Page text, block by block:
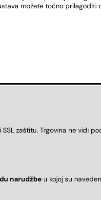
možete točno
SSL zaštitu. Trgovina ne vidi
narudžbe u kojoj su